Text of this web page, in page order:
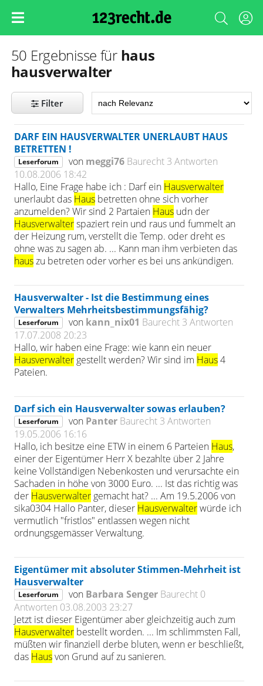
50 Ergebnisse für haus
hausverwalter
Filter
DARF EIN HAUSVERWALTER UNERLAUBT HAUS
BETRETTEN !
Leserforum von meggi76 Baurecht 3 Antworten
10.08.2006 18:42
Hallo, Eine Frage habe ich : Darf ein Hausverwalter
unerlaubt das Haus betretten ohne sich vorher
anzumelden? Wir sind 2 Partaien Haus udn der
Hausverwalterspaziert rein und raus und fummelt an
der Heizung rum, verstellt die Temp. oder dreht es
ohne was zu sagen ab. ... Kann man ihm verbieten das
hauszu betreten oder vorher es bei uns ankündigen.
Hausverwalter - Ist die Bestimmung eines
Verwalters Mehrheitsbestimmungsfähig?
Leserforum von kann_nix01 Baurecht 3 Antworten
17.07.2008 20:23
Hallo, wir haben eine Frage: wie kann ein neuer
Hausverwalter gestellt werden? Wir sind im Haus4
Pateien.
Darf sich ein Hausverwalter sowas erlauben?
Leserforum von Panter Baurecht 3 Antworten
19.05.2006 16:16
Hallo, ich besitze eine ETW in einem 6 Parteien Haus,
einer der Eigentümer Herr X bezahlte über 2 Jahre
keine Vollständigen Nebenkosten und verursachte ein
Sachaden in höhe von 3000 Euro. ... Ist das richtig was
der Hausverwalter gemacht hat? ... Am 19.5.2006 von
sika0304 Hallo Panter, dieser Hausverwalterwürde ich
vermutlich "fristlos" entlassen wegen nicht
ordnungsgemässer Verwaltung.
Eigentümer mit absoluter Stimmen-Mehrheit ist
Hausverwalter
Leserforum von Barbara Senger Baurecht 0
Antworten 03.08.2003 23:27
Jetzt ist dieser Eigentümer aber gleichzeitig auch zum
Hausverwalter bestellt worden. ... Im schlimmsten Fall,
müßten wir finanziell derbe bluten, wenn er beschließt,
das Hausvon Grund auf zu sanieren.